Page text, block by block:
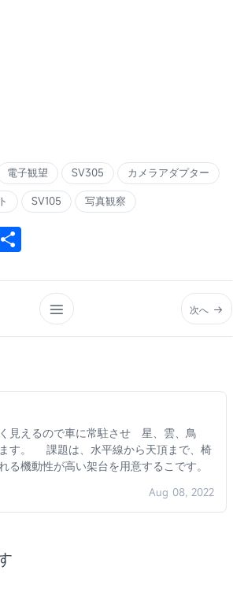
電子観望 SV305
カメラアダプター
SV105 写真観察
次へ
見えるので車に常駐させ 星、雲、鳥
す。 課題は、水平線から天頂まで、椅
る機動性が高い架台を用意するこです。
Aug 08, 2022